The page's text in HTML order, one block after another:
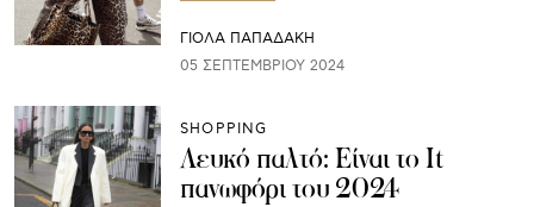
ΓΙΌΛΑ ΠΑΠΑΔΆΚΗ
05 ΣΕΠΤΕΜΒΡΊΟΥ 2024
SHOPPING
Λευκό παλτό: Είναι το It
πανωφόρι του 2024